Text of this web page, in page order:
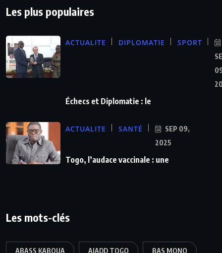
Les plus populaires
ACTUALITE DIPLOMATIE SPORT
Échecs et Diplomatie : le
ACTUALITE SANTÉ
SEP 09,
2025
Togo, l’audace vaccinale : une
Les mots-clés
ABASS KABOUA AJADD TOGO BAS MONO